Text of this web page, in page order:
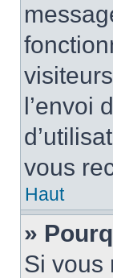
l’envoi
vous
Haut
»
Si vous